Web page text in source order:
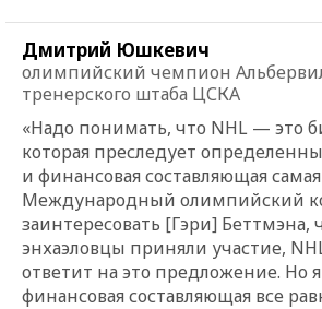
Дмитрий Юшкевич
олимпийский чемпион
тренерского штаба ЦСКА
«Надо понимать, что NHL — это
которая преследует
и финансовая составляющая самая
Международный олимпийский
заинтересовать [Гэри] Беттмэна,
энхаэловцы приняли участие,
ответит на это предложение. Но
финансовая составляющая все